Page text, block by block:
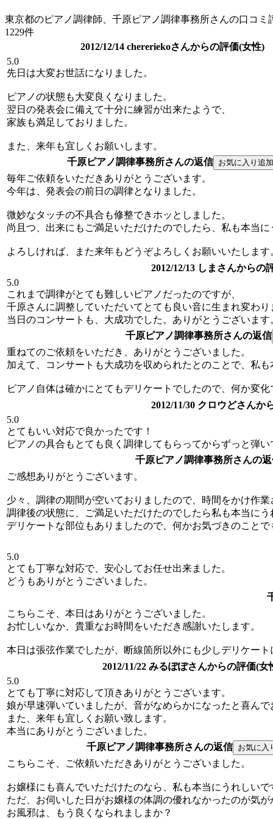
東京都のピアノ調律師、千原ピアノ調律事務所さんの口コミ
1229件
2012/12/14 chereriekoさんからの評価(女性)
5.0
先日は大変お世話になりました。
ピアノの状態も大変良くなりました。
翌日の発表会に備えて十分に練習が出来たようで、
家族も満足しておりました。
また、来年も宜しくお願いします。
千原ピアノ調律事務所さんの返信
毎年ご依頼をいただきありがとうございます。
今年は、発表会の前日の調律となりました。
微妙なタッチの不具合も修整できホッとしました。
尚且つ、出来にもご満足いただけたのでしたら、私も本当
よろしければ、また来年もどうぞよろしくお願いいたします
2012/12/13 しまさんからの
5.0
これまで調律がとても難しいピアノだったのですが、
千原さんに調整していただいてとても良い音に生まれ変わり
当日のコンサートも、大成功でした。ありがとうございます
千原ピアノ調律事務所さんの返信
重ねてのご依頼をいただき、ありがとうございました。
加えて、コンサートも大成功を収められたとのことで、私
ピアノ自体は確かにとてもデリケートでしたので、何か変
2012/11/30 クロウどさんか
5.0
とてもいい対応で良かったです！
ピアノの具合もとても良く調律してもらってからずっと弾い
千原ピアノ調律事務所さんの
ご感想ありがとうございます。
少々、調律の期間が空いておりましたので、時間をかけ作
調律後の状態に、ご満足いただけたのでしたら私も本当にう
デリケートな部位もありましたので、何かお気づきのこと
5.0
とても丁寧な対応で、安心してお任せ出来ました。
どうもありがとうございました。
こちらこそ、本日はありがとうございました。
お忙しいなか、貴重なお時間をいただき感謝いたします。
本日は張弦作業でしたが、断線箇所以外にも少しデリケー
2012/11/22 みるぽぽさんからの評価(女
5.0
とても丁寧に対応して頂きありがとうございます。
娘が早速弾いていましたが、音がなめらかになったと喜んで
また、来年も宜しくお願い致します。
本当にありがとうございました。
千原ピアノ調律事務所さんの返信
こちらこそ、ご依頼いただきありがとうございました。
お嬢様にも喜んでいただけたのなら、私も本当にうれしいで
ただ、お伺いした日がお嬢様の体調の優れなかったのが気が
お風邪は、もう良くなられましまか？